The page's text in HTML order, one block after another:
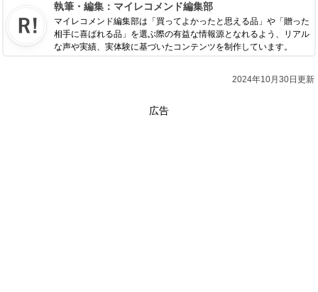
執筆・編集： マイレコメンド編集部
マイレコメンド編集部は「買ってよかったと思える品」や「贈った
相手に喜ばれる品」を選ぶ際の有益な情報源となれるよう、リアル
な声や実績、実体験に基づいたコンテンツを制作しています。
2024年10月30日更新
広告